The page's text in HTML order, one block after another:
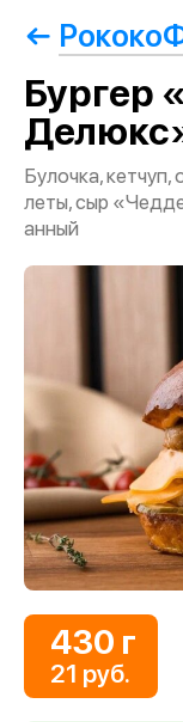
Бургер
Булочка, кетчуп,
леты, сыр
анный
430 г
21 руб.